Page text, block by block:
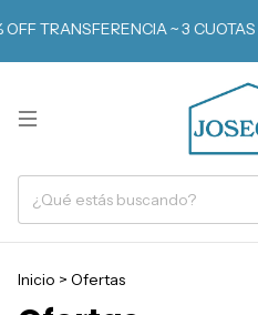
~ 3 CUOTAS SIN INTERÉS
Inicio > Ofertas